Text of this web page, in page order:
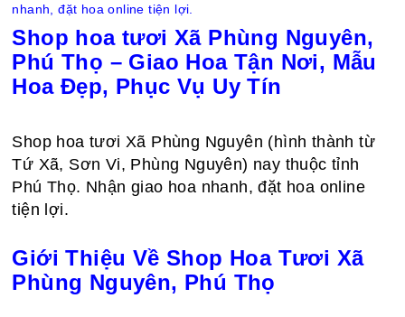
nhanh, đặt hoa online tiện lợi.
Shop hoa tươi Xã Phùng Nguyên,
Phú Thọ – Giao Hoa Tận Nơi, Mẫu
Hoa Đẹp, Phục Vụ Uy Tín
Shop hoa tươi Xã Phùng Nguyên (hình thành từ
Tứ Xã, Sơn Vi, Phùng Nguyên) nay thuộc tỉnh
Phú Thọ. Nhận giao hoa nhanh, đặt hoa online
tiện lợi.
Giới Thiệu Về Shop Hoa Tươi Xã
Phùng Nguyên, Phú Thọ